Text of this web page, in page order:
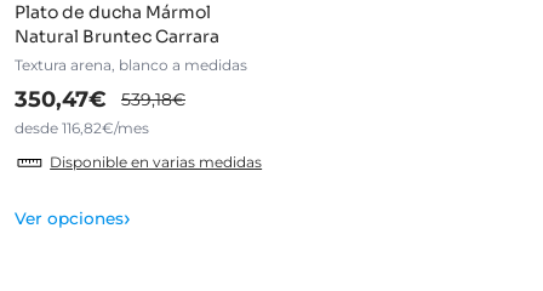
Plato de ducha Mármol
Natural Bruntec Carrara
Textura arena, blanco a medidas
350,47€ 539,18€
desde 116,82€/mes
Disponible en varias medidas
Ver opciones›